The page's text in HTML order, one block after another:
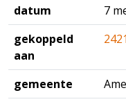
datum
7
gekoppeld
aan
2421
gemeente